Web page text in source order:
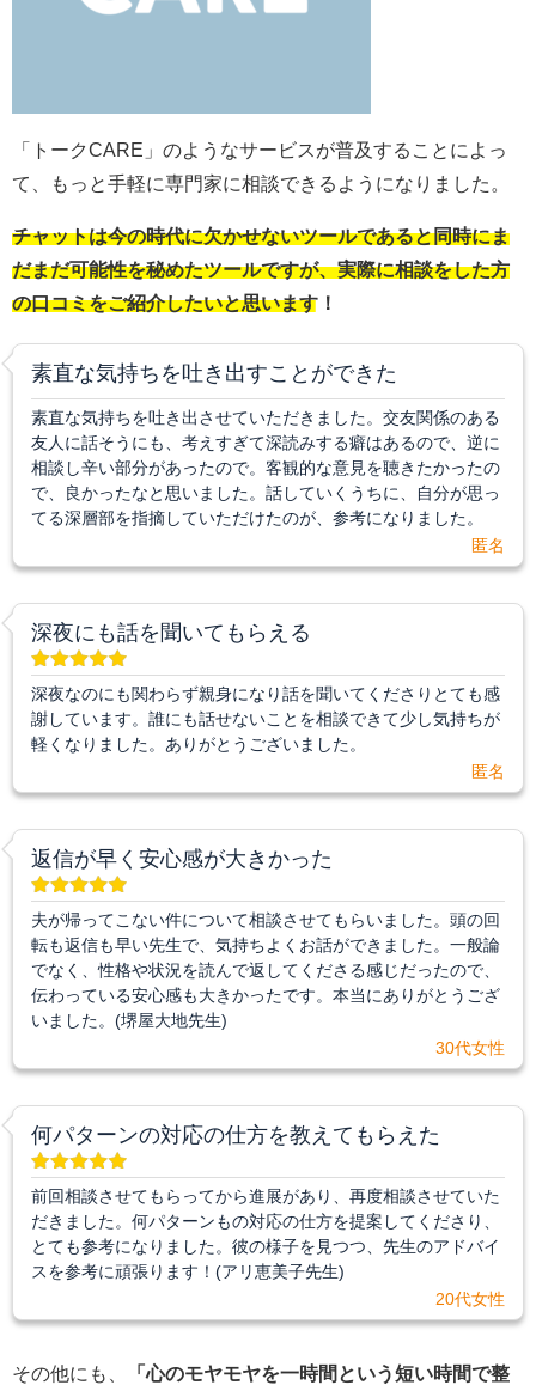
「トークCARE」のようなサービスが普及することによっ
て、もっと手軽に専門家に相談できるようになりました。
チャットは今の時代に欠かせないツールであると同時にま
だまだ可能性を秘めたツールですが、実際に相談をした方
の口コミをご紹介したいと思います！
素直な気持ちを吐き出すことができた
素直な気持ちを吐き出させていただきました。交友関係のある
友人に話そうにも、考えすぎて深読みする癖はあるので、逆に
相談し辛い部分があったので。客観的な意見を聴きたかったの
で、良かったなと思いました。話していくうちに、自分が思っ
てる深層部を指摘していただけたのが、参考になりました。
匿名
深夜にも話を聞いてもらえる
深夜なのにも関わらず親身になり話を聞いてくださりとても感
謝しています。誰にも話せないことを相談できて少し気持ちが
軽くなりました。ありがとうございました。
匿名
返信が早く安心感が大きかった
夫が帰ってこない件について相談させてもらいました。頭の回
転も返信も早い先生で、気持ちよくお話ができました。一般論
でなく、性格や状況を読んで返してくださる感じだったので、
伝わっている安心感も大きかったです。本当にありがとうござ
いました。(堺屋大地先生)
30代女性
何パターンの対応の仕方を教えてもらえた
前回相談させてもらってから進展があり、再度相談させていた
だきました。何パターンもの対応の仕方を提案してくださり、
とても参考になりました。彼の様子を見つつ、先生のアドバイ
スを参考に頑張ります！(アリ恵美子先生)
20代女性
その他にも、 「心のモヤモヤを一時間という短い時間で整